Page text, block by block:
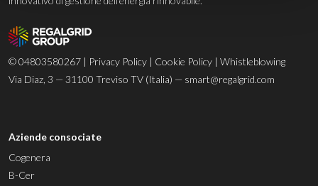
© 04803580267 | Privacy Policy | Cookie Policy | Whistleblowing
Via Diaz, 3 — 31100 Treviso TV (Italia) — smart@regalgrid.com
Aziende consociate
Cogenera
B-Cer